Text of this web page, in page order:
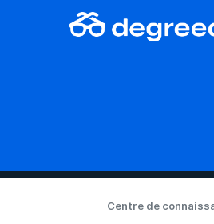
Centre de